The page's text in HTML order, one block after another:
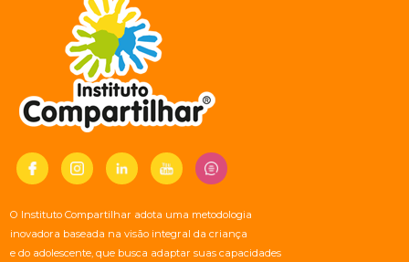
O Instituto Compartilhar adota uma metodologia
inovadora baseada na visão integral da criança
e do adolescente, que busca adaptar suas capacidades